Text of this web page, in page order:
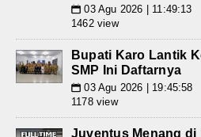
📅 03 Agu 2026 | 11:49:13
1462 view
Bupati Karo Lantik
SMP Ini Daftarnya
📅 03 Agu 2026 | 19:45:58
1178 view
Juventus Menang di